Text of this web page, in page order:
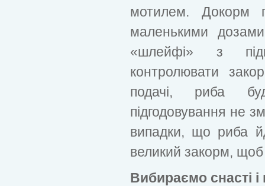
мотилем. Докорм
маленькими
«шлейфі» з
контролювати
подачі, риба
підгодовування не
випадки, що риба
великий закорм, щоб
Вибираємо снасті і